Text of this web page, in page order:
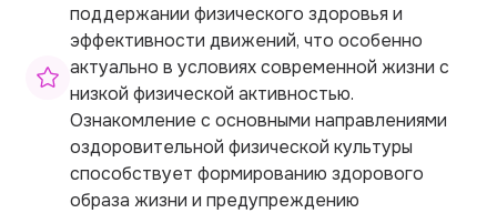
поддержании физического здоровья и
эффективности движений, что особенно
актуально в условиях современной жизни с
низкой физической активностью.
Ознакомление с основными направлениями
оздоровительной физической культуры
способствует формированию здорового
образа жизни и предупреждению